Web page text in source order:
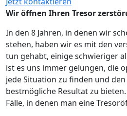
Wir öffnen Ihren Tresor
In den 8 Jahren, in denen wir
stehen, haben wir es mit den
tun gehabt, einige schwieriger
ist es uns immer gelungen, die
jede Situation zu finden und
bestmögliche Resultat zu
Fälle, in denen man eine